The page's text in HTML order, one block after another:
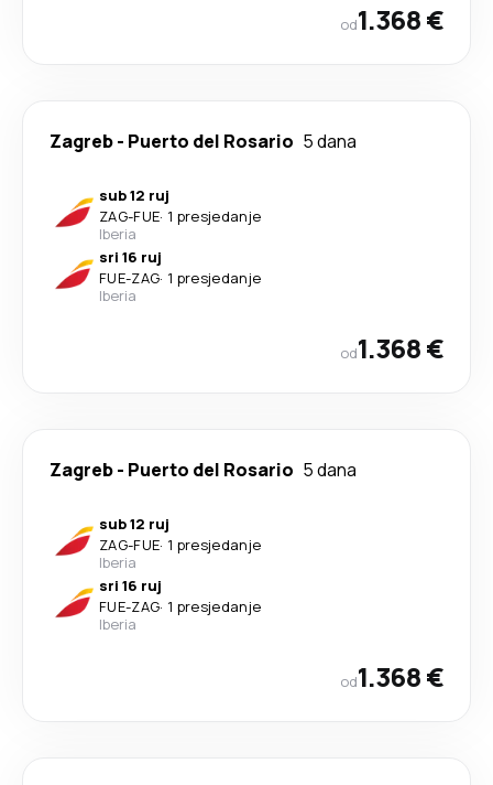
od1.368 €
Zagreb- Puerto del Rosario 5 dana
sub 12 ruj
ZAG-FUE· 1 presjedanje
Iberia
sri 16 ruj
FUE-ZAG· 1 presjedanje
Iberia
od1.368 €
Zagreb- Puerto del Rosario 5 dana
sub 12 ruj
ZAG-FUE· 1 presjedanje
Iberia
sri 16 ruj
FUE-ZAG· 1 presjedanje
Iberia
od1.368 €